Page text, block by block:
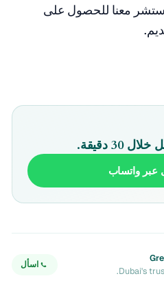
معنا للحصول على
دقيقة.
عبر واتساب
Dubai's
اسأل